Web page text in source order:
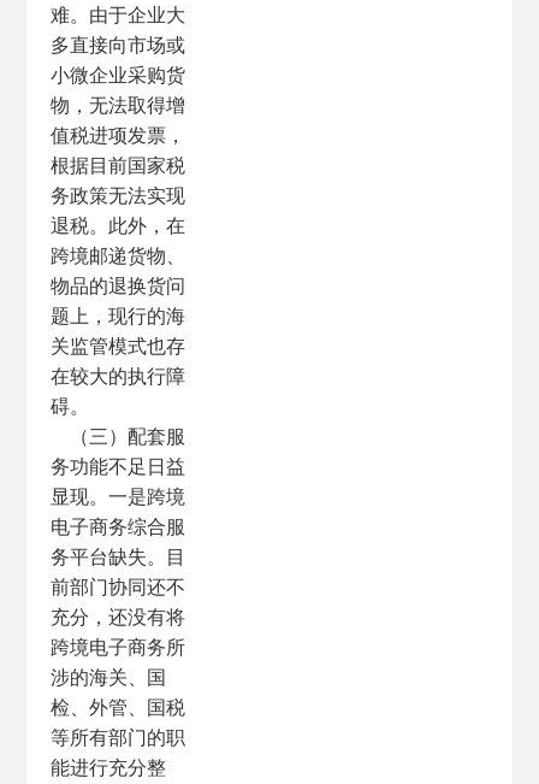
难。由于企业大
多直接向市场或
小微企业采购货
物，无法取得增
值税进项发票，
根据目前国家税
务政策无法实现
退税。此外，在
跨境邮递货物、
物品的退换货问
题上，现行的海
关监管模式也存
在较大的执行障
碍。
（三）配套服
务功能不足日益
显现。一是跨境
电子商务综合服
务平台缺失。目
前部门协同还不
充分，还没有将
跨境电子商务所
涉的海关、国
检、外管、国税
等所有部门的职
能进行充分整